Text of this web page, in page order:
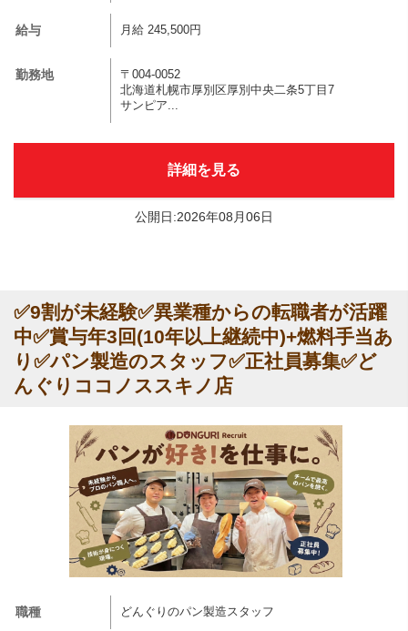
給与 月給 245,500円
勤務地
〒004-0052
北海道札幌市厚別区厚別中央二条5丁目7
サンピア...
詳細を見る
公開日:2026年08月06日
✅9割が未経験✅異業種からの転職者が活躍
中✅賞与年3回(10年以上継続中)+燃料手当あ
り✅パン製造のスタッフ✅正社員募集✅ど
んぐりココノススキノ店
職種 どんぐりのパン製造スタッフ